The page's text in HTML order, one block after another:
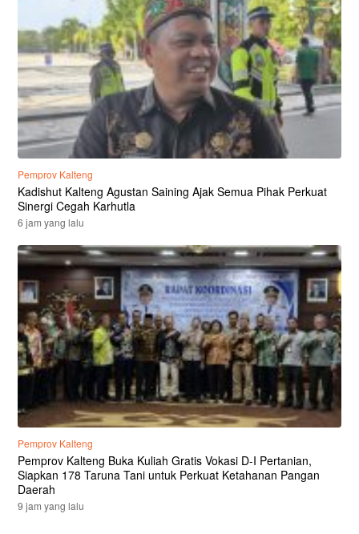
Pemprov Kalteng
Kadishut Kalteng Agustan Saining Ajak Semua Pihak Perkuat
Sinergi Cegah Karhutla
6 jam yang lalu
Pemprov Kalteng
Pemprov Kalteng Buka Kuliah Gratis Vokasi D-I Pertanian,
Siapkan 178 Taruna Tani untuk Perkuat Ketahanan Pangan
Daerah
9 jam yang lalu